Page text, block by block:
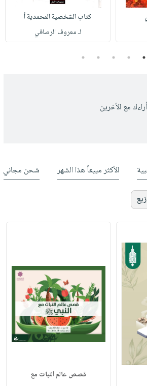
كتاب الشخصية المحمدية أ
لـ معروف الرصافي
1
2
3
4
5
مع الأخرين
الأكثر مبيعاً هذا الشهر شحن مجاني
قصص عالم النبات مع